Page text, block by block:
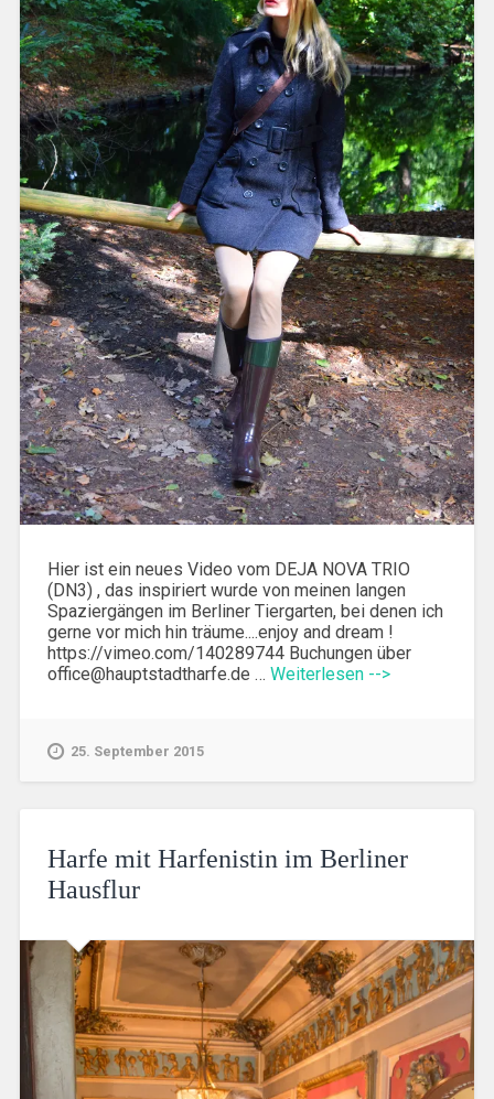
Hier ist ein neues Video vom DEJA NOVA TRIO
(DN3) , das inspiriert wurde von meinen langen
Spaziergängen im Berliner Tiergarten, bei denen ich
gerne vor mich hin träume....enjoy and dream !
https://vimeo.com/140289744 Buchungen über
office@hauptstadtharfe.de … Weiterlesen -->
25. September 2015
Harfe mit Harfenistin im Berliner
Hausflur